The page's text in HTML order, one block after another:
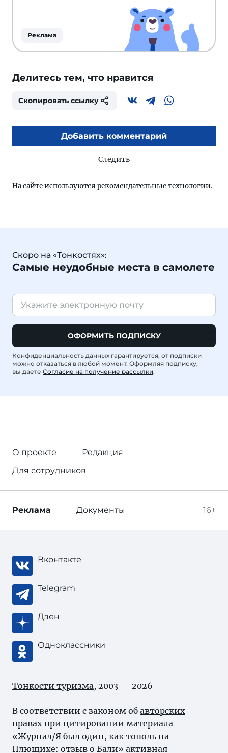
Реклама
Делитесь тем, что нравится
Скопировать ссылку
Добавить комментарий
Следить
На сайте используются рекомендательные технологии.
Скоро на «Тонкостях»:
Самые неудобные места в самолете
ОФОРМИТЬ ПОДПИСКУ
Конфиденциальность данных гарантируется, от подписки
можно отказаться в любой момент. Оформляя подписку,
вы даете Согласие на получение рассылки.
О проекте
Редакция
Для сотрудников
16+
Реклама Документы
Вконтакте
Telegram
Дзен
Одноклассники
Тонкости туризма, 2003 — 2026
В соответствии с законом об авторских
правах при цитировании материала
«Журнал/Я был один, как тополь на
Плющихе: отзыв о Бали» активная